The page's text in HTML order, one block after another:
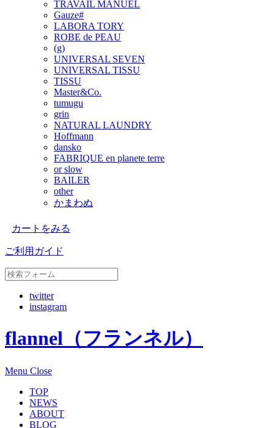
TRAVAIL MANUEL
Gauze#
LABORA TORY
ROBE de PEAU
(g)
UNIVERSAL SEVEN
UNIVERSAL TISSU
TISSU
Master&Co.
tumugu
grin
NATURAL LAUNDRY
Hoffmann
dansko
FABRIQUE en planete terre
or slow
BAILER
other
かまわぬ
カートをみる
ご利用ガイド
twitter
instagram
flannel（フランネル）
Menu Close
TOP
NEWS
ABOUT
BLOG